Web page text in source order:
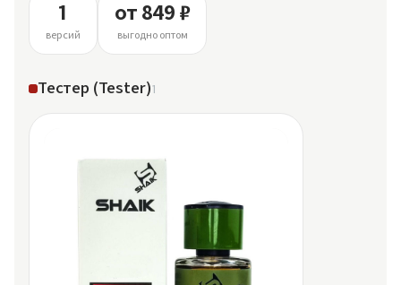
1
версий
от 849 ₽
выгодно оптом
Тестер (Tester)1